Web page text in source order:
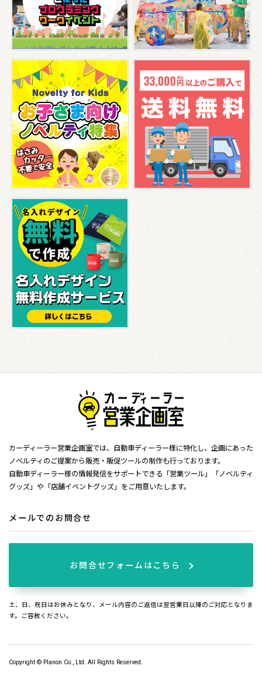
カーディーラー営業企画室では、自動車ディーラー様に特化し、企画にあった
ノベルティのご提案から販売・販促ツールの制作も行っております。
自動車ディーラー様の情報発信をサポートできる「営業ツール」「ノベルティ
グッズ」や「店舗イベントグッズ」をご用意いたします。
メールでのお問合せ
お問合せフォームはこちら
土、日、祝日はお休みとなり、メール内容のご返信は翌営業日以降のご対応となりま
す。ご容赦ください。
Copyright © Planon Co., Ltd. All Rights Reserved.